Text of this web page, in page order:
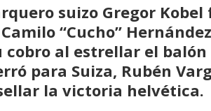
suizo Gregor
“Cucho”
cobro al estrellar el
para Suiza, Rubén
la victoria helvética.